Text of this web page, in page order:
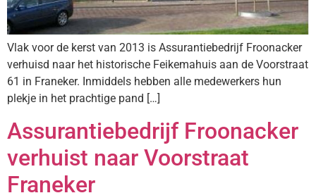
Vlak voor de kerst van 2013 is Assurantiebedrijf Froonacker
verhuisd naar het historische Feikemahuis aan de Voorstraat
61 in Franeker. Inmiddels hebben alle medewerkers hun
plekje in het prachtige pand […]
Assurantiebedrijf Froonacker
verhuist naar Voorstraat
Franeker